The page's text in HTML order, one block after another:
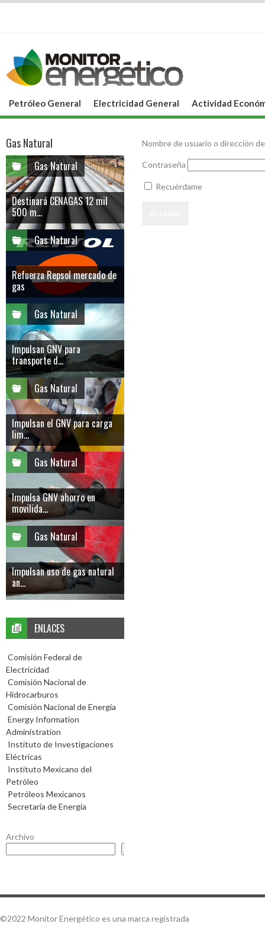
Petróleo General Electricidad General Actividad
Nombre de usuario o dirección
Contraseña
Recuérdame
Gas Natural
Gas Natural
Destinará CENAGAS 12 mil
500 m...
Gas Natural
Refuerza Repsol mercado de
gas
Gas Natural
Impulsan GNV para
transporte d...
Gas Natural
Impulsan el GNV para carga
lim...
Gas Natural
Impulsa GNV ahorro en
movilida...
Gas Natural
Impulsan uso de gas natural
an...
ENLACES
Comisión Federal de
Electricidad
Comisión Nacional de
Hidrocarburos
Comisión Nacional de Energía
Energy Information
Administration
Instituto de Investigaciones
Eléctricas
Instituto Mexicano del
Petróleo
Petróleos Mexicanos
Secretaría de Energía
Archivo
©2022 Monitor Energético es una marca registrada